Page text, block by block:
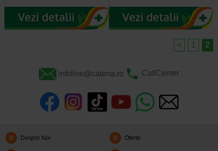
< 1 2
infoline@catena.ro CallCenter
Despre Noi Oferte